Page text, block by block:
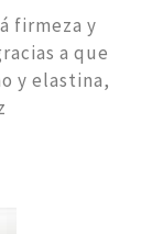
firmeza y
a que
y elastina,